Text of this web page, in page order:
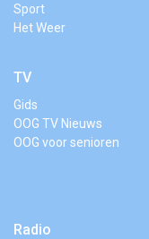
Sport
Het Weer
TV
Gids
OOG TV Nieuws
OOG voor senioren
Radio